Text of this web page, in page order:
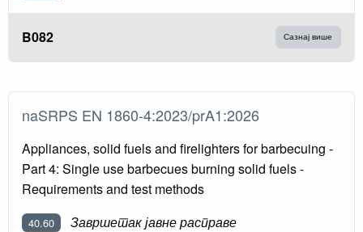
B082 Сазнај више
naSRPS EN 1860-4:2023/prA1:2026
Appliances, solid fuels and firelighters for barbecuing -
Part 4: Single use barbecues burning solid fuels -
Requirements and test methods
40.60 Завршетак јавне расправе